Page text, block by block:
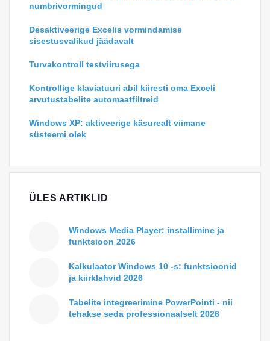
numbrivormingud
Desaktiveerige Excelis vormindamise
sisestusvalikud jäädavalt
Turvakontroll testviirusega
Kontrollige klaviatuuri abil kiiresti oma Exceli
arvutustabelite automaatfiltreid
Windows XP: aktiveerige käsurealt viimane
süsteemi olek
ÜLES ARTIKLID
Windows Media Player: installimine ja
funktsioon 2026
Kalkulaator Windows 10 -s: funktsioonid
ja kiirklahvid 2026
Tabelite integreerimine PowerPointi - nii
tehakse seda professionaalselt 2026